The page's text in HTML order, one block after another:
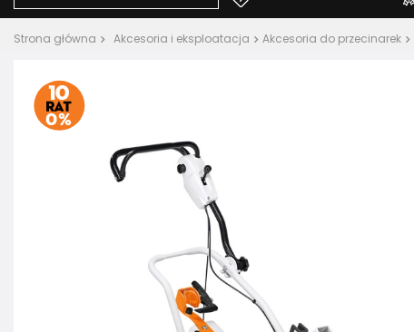
Strona główna Akcesoria i eksploatacja Akcesoria do przecinarek